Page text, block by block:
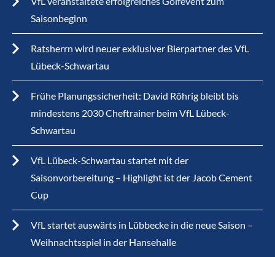
Saisonbeginn
Ratsherrn wird neuer exklusiver Bierpartner des VfL
Lübeck-Schwartau
Frühe Planungssicherheit: David Röhrig bleibt bis
mindestens 2030 Cheftrainer beim VfL Lübeck-
Schwartau
VfL Lübeck-Schwartau startet mit der
Saisonvorbereitung – Highlight ist der Jacob Cement
Cup
VfL startet auswärts in Lübbecke in die neue Saison –
Weihnachtsspiel in der Hansehalle